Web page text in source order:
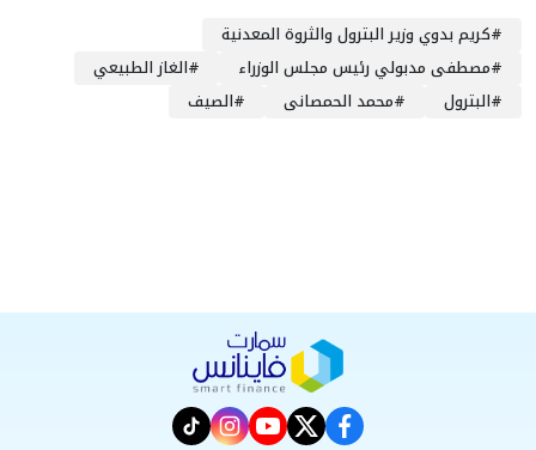
#كريم بدوي وزير البترول والثروة المعدنية
#مصطفى مدبولي رئيس مجلس الوزراء #الغاز الطبيعي
#البترول #محمد الحمصانى #الصيف
facebook
twitter
youtube
instagram
tiktok